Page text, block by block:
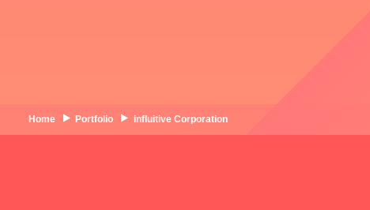
Home Portfolio influitive Corporation